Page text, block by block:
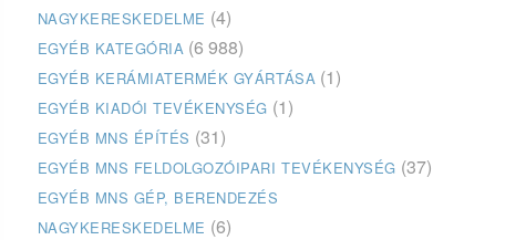
NAGYKERESKEDELME (4)
EGYÉB KATEGÓRIA (6 988)
EGYÉB KERÁMIATERMÉK GYÁRTÁSA (1)
EGYÉB KIADÓI TEVÉKENYSÉG (1)
EGYÉB MNS ÉPÍTÉS (31)
EGYÉB MNS FELDOLGOZÓIPARI TEVÉKENYSÉG (37)
EGYÉB MNS GÉP, BERENDEZÉS
NAGYKERESKEDELME (6)